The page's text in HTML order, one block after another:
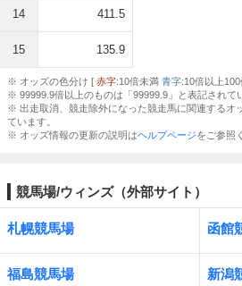
14 411.5
15 135.9
※ オッズの色分け [ 赤字:10倍未満 青字:10倍以上
※ 99999.9倍以上のものは「99999.9」と表記されて
※ 出走取消、競走除外になった競走馬に関連するオ
ています。
※ オッズ情報の更新の説明はヘルプページをご参照
競馬場/ウィンズ（外部サイト）
札幌競馬場 函館
福島競馬場 新潟